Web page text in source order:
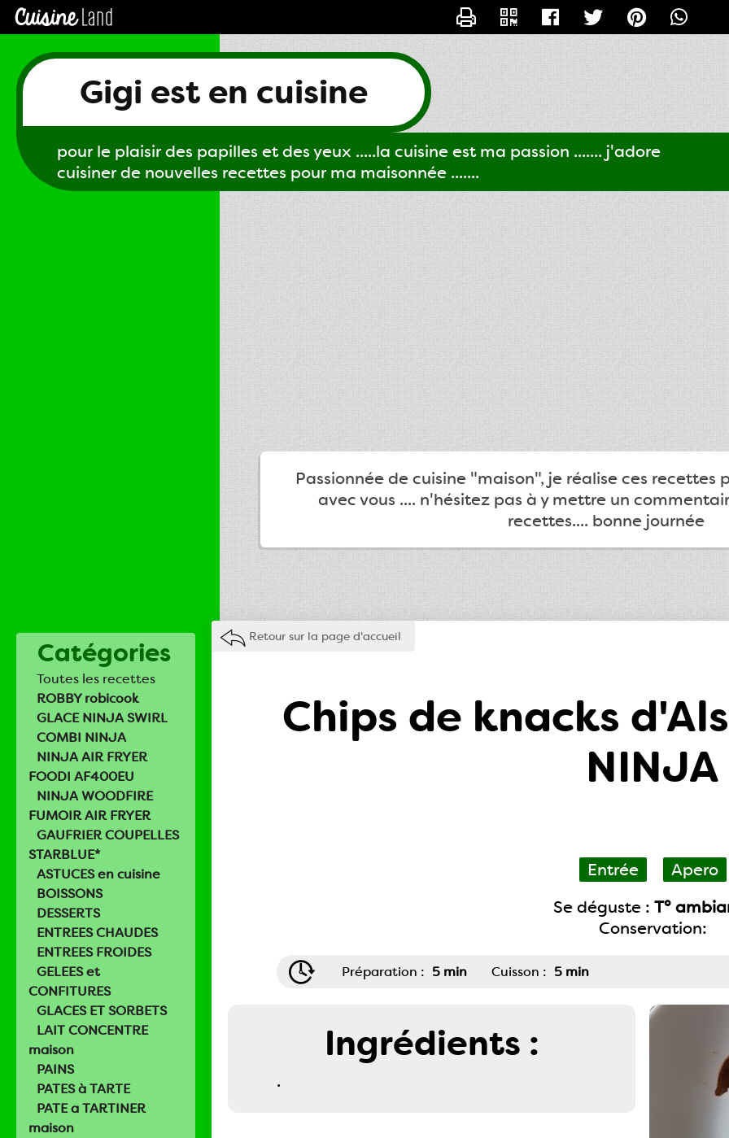
Gigi est en cuisine
pour le plaisir des papilles et des yeux .....la cuisine est ma passion ....... j'adore
cuisiner de nouvelles recettes pour ma maisonnée .......
Passionnée de cuisine "maison", je réalise ces recettes
avec vous .... n'hésitez pas à y mettre un
recettes.... bonne journée
Catégories
Toutes les recettes
ROBBY robicook
GLACE NINJA SWIRL
COMBI NINJA
NINJA AIR FRYER
FOODI AF400EU
NINJA WOODFIRE
FUMOIR AIR FRYER
GAUFRIER COUPELLES
STARBLUE*
ASTUCES en cuisine
BOISSONS
DESSERTS
ENTREES CHAUDES
ENTREES FROIDES
GELEES et
CONFITURES
GLACES ET SORBETS
LAIT CONCENTRE
maison
PAINS
PATES à TARTE
PATE a TARTINER
maison
Retour sur la page d'accueil
Chips de knacks
NINJA
Entrée
Apero
Se déguste : T°
Conservation:
Préparation : 5 min Cuisson : 5 min
Ingrédients :
.
CONTACTER GIGI61